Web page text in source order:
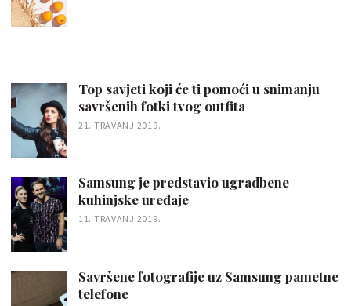
Top savjeti koji će ti pomoći u snimanju
savršenih fotki tvog outfita
21. TRAVANJ 2019.
Samsung je predstavio ugradbene
kuhinjske uređaje
11. TRAVANJ 2019.
Savršene fotografije uz Samsung pametne
telefone